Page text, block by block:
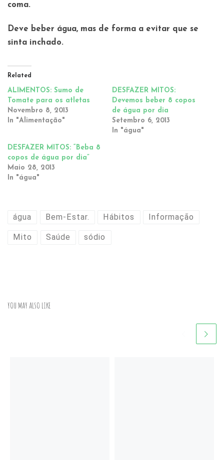
coma.
Deve beber água, mas de forma a evitar que se
sinta inchado.
Related
ALIMENTOS: Sumo de
Tomate para os atletas
Novembro 8, 2013
In "Alimentação"
DESFAZER MITOS:
Devemos beber 8 copos
de água por dia
Setembro 6, 2013
In "água"
DESFAZER MITOS: “Beba 8
copos de água por dia”
Maio 28, 2013
In "água"
água Bem-Estar. Hábitos Informação
Mito Saúde sódio
YOU MAY ALSO LIKE